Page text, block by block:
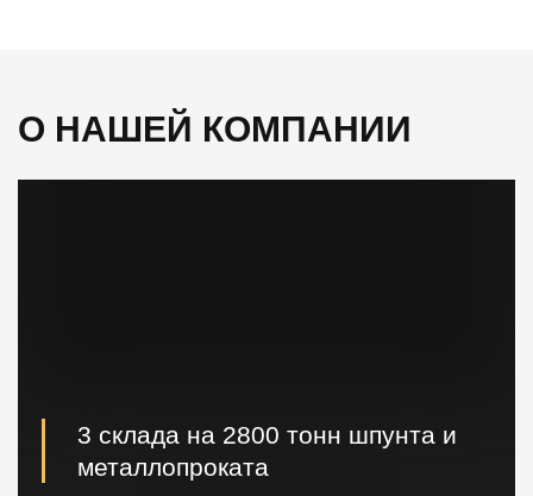
О НАШЕЙ КОМПАНИИ
3 склада на 2800 тонн шпунта и
металлопроката